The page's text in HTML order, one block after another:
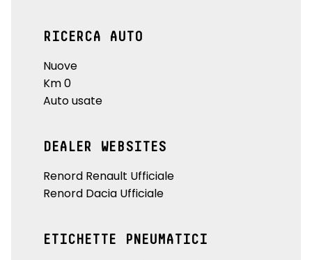
RICERCA AUTO
Nuove
Km 0
Auto usate
DEALER WEBSITES
Renord Renault Ufficiale
Renord Dacia Ufficiale
ETICHETTE PNEUMATICI